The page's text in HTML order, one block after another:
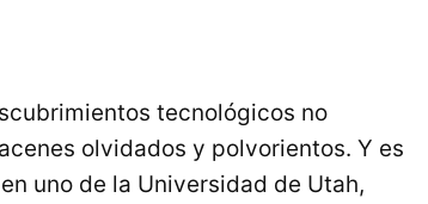
tecnológicos no
olvidados y polvorientos. Y es
uno de la Universidad de Utah,